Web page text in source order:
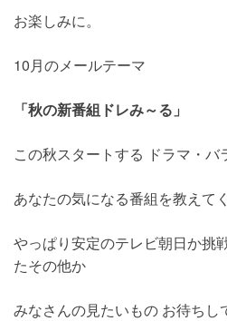
お楽しみに。
10月のメールテーマ
「秋の新番組ドレみ～る」
この秋スタートする ドラマ・バ
あなたの気になる番組を教えて
やっぱり安定のテレビ朝日か挑
たその他か
みなさんの見たいもの お待ちし